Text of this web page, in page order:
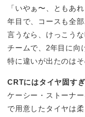
「いやぁ〜、ともあ
年目で、コースも全
言うなら、けっこう
チームで、2年目に向
特に違いが出たのは
CRTにはタイヤ固すぎ
ケーシー・ストーナ
で用意したタイヤは